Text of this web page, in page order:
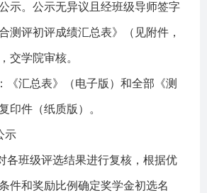
示。公示无异议且经班级导师签字
测评初评成绩汇总表》（见附件，
交学院审核。
《汇总表》（电子版）和全部《测
印件（纸质版）。
示
各班级评选结果进行复核，根据优
件和奖励比例确定奖学金初选名